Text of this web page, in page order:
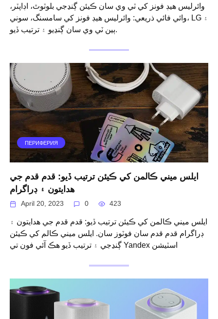
وائرليس هيڊ فونز کي ٽي وي سان ڪيئن ڳنڍجي بلوٽوٿ، اڊاپٽر،
وائي فائي ذريعي: وائرليس هيڊ فونز کي سامسنگ، سوني، LG ۽
ٻين ٽي وي سان ڳنڍيو ۽ ترتيب ڏيو.
ПЕРИФЕРИЯ
ايلس ميني ڪالمن کي ڪيئن ترتيب ڏيو: قدم قدم جي
هدايتون ۽ ڊراگرام
April 20, 2023 0 423
ايلس ميني ڪالمن کي ڪيئن ترتيب ڏيو: قدم قدم جي هدايتون ۽
ڊراگرام قدم قدم سان فوٽوز سان. ايلس ميني ڪالم کي ڪيئن
ڳنڍجي ۽ ترتيب ڏيو هڪ آئي فون تي Yandex اسٽيشن